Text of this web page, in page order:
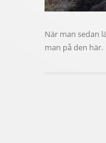
När man sedan
man på den här.